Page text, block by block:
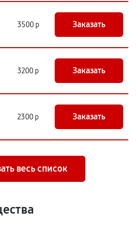
3500 р Заказать
3200 р Заказать
2300 р Заказать
весь список